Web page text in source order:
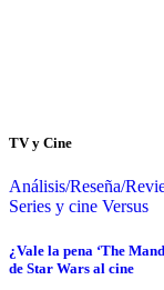
TV y Cine
Análisis/Reseña/
Series y cine Versus
¿Vale la pena ‘The
de Star Wars al cine